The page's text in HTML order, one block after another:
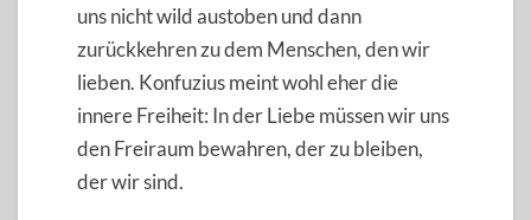
uns nicht wild austoben und dann
zurückkehren zu dem Menschen, den wir
lieben. Konfuzius meint wohl eher die
innere Freiheit: In der Liebe müssen wir uns
den Freiraum bewahren, der zu bleiben,
der wir sind.